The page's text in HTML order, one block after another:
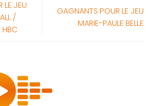
LE JEU
/
HBC
GAGNANTS POUR LE JEU
MARIE-PAULE BELLE